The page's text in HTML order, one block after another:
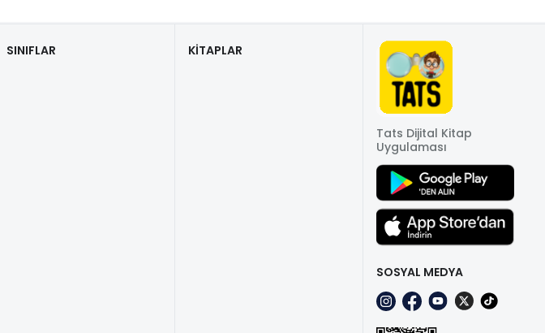
SINIFLAR KİTAPLAR
Tats Dijital Kitap
Uygulaması
SOSYAL MEDYA